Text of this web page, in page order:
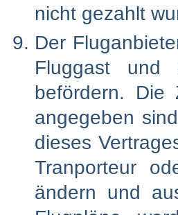
nicht gezahlt
Der
Fluggast und
befördern.
angegeben
dieses
Tranporteur
ändern und